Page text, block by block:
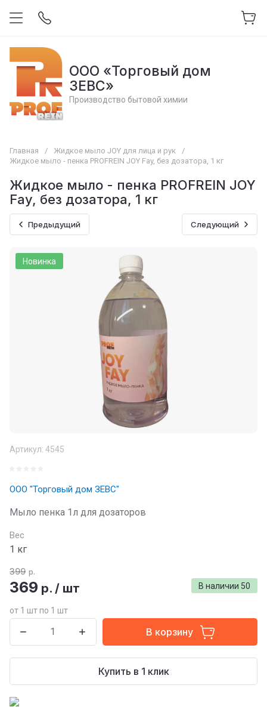
ООО «Торговый дом
ЗЕВС»
Производство бытовой химии
Главная / Жидкое мыло JOY для лица и рук
/
Жидкое мыло - пенка PROFREIN JOY Fay, без дозатора, 1 кг
Жидкое мыло - пенка PROFREIN JOY
Fay, без дозатора, 1 кг
Предыдущий Следующий
Новинка
Артикул: 4545
ООО "Торговый дом ЗЕВС"
Мыло пенка 1л для дозаторов
Вес
1 кг
В наличии 50
399 р.
369 р. / шт
от 1 шт по 1 шт
В корзину
Купить в 1 клик